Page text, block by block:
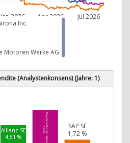
Jan 2026 Apr 2026 Jul 2026
Inc.
Motoren Werke AG
(Analystenkonsens) (Jahre: 1)
Allianz SE
4,51 % Bayerische Motoren Werke AG
7,45 % SAP SE
1,72 %